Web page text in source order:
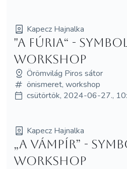
Kapecz Hajnalka
"A Fúria“ -
workshop
Örömvilág Piros sátor
önismeret, workshop
csütörtök, 2024-06-27.,
Kapecz Hajnalka
„A Vámpír” -
workshop